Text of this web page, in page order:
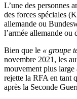
L’une des personnes
des forces spéciales
allemande ou
l’armée allemande ou
Bien que le « groupe
novembre 2021, les
mouvement plus
rejette la RFA en tant
après la Seconde